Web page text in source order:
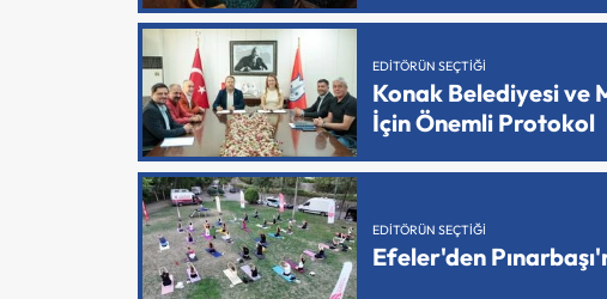
EDITÖRÜN SEÇTIĞI
Konak Belediyesi ve
İçin Önemli Protokol
EDITÖRÜN SEÇTIĞI
Efeler'den